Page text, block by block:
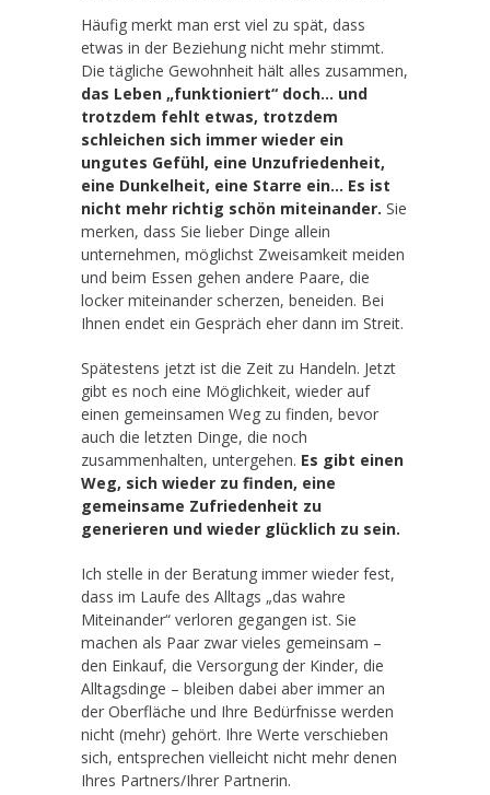
Häufig merkt man erst viel zu spät, dass
etwas in der Beziehung nicht mehr stimmt.
Die tägliche Gewohnheit hält alles zusammen,
das Leben „funktioniert“ doch… und
trotzdem fehlt etwas, trotzdem
schleichen sich immer wieder ein
ungutes Gefühl, eine Unzufriedenheit,
eine Dunkelheit, eine Starre ein… Es ist
nicht mehr richtig schön miteinander. Sie
merken, dass Sie lieber Dinge allein
unternehmen, möglichst Zweisamkeit meiden
und beim Essen gehen andere Paare, die
locker miteinander scherzen, beneiden. Bei
Ihnen endet ein Gespräch eher dann im Streit.
Spätestens jetzt ist die Zeit zu Handeln. Jetzt
gibt es noch eine Möglichkeit, wieder auf
einen gemeinsamen Weg zu finden, bevor
auch die letzten Dinge, die noch
zusammenhalten, untergehen. Es gibt einen
Weg, sich wieder zu finden, eine
gemeinsame Zufriedenheit zu
generieren und wieder glücklich zu sein.
Ich stelle in der Beratung immer wieder fest,
dass im Laufe des Alltags „das wahre
Miteinander“ verloren gegangen ist. Sie
machen als Paar zwar vieles gemeinsam –
den Einkauf, die Versorgung der Kinder, die
Alltagsdinge – bleiben dabei aber immer an
der Oberfläche und Ihre Bedürfnisse werden
nicht (mehr) gehört. Ihre Werte verschieben
sich, entsprechen vielleicht nicht mehr denen
Ihres Partners/Ihrer Partnerin.